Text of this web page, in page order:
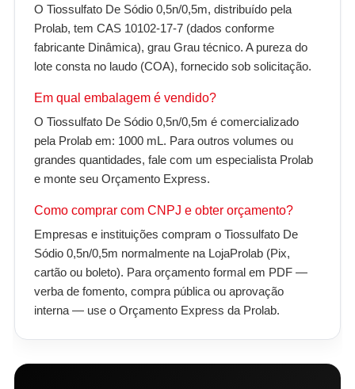
O Tiossulfato De Sódio 0,5n/0,5m, distribuído pela
Prolab, tem CAS 10102-17-7 (dados conforme
fabricante Dinâmica), grau Grau técnico. A pureza do
lote consta no laudo (COA), fornecido sob solicitação.
Em qual embalagem é vendido?
O Tiossulfato De Sódio 0,5n/0,5m é comercializado
pela Prolab em: 1000 mL. Para outros volumes ou
grandes quantidades, fale com um especialista Prolab
e monte seu Orçamento Express.
Como comprar com CNPJ e obter orçamento?
Empresas e instituições compram o Tiossulfato De
Sódio 0,5n/0,5m normalmente na LojaProlab (Pix,
cartão ou boleto). Para orçamento formal em PDF —
verba de fomento, compra pública ou aprovação
interna — use o Orçamento Express da Prolab.